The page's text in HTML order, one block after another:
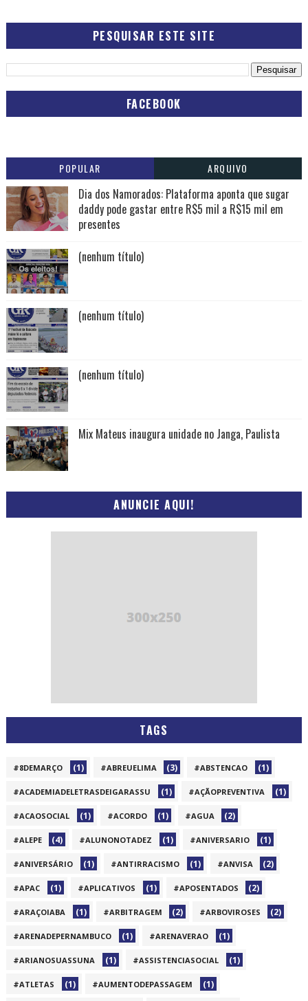
PESQUISAR ESTE SITE
FACEBOOK
POPULAR ARQUIVO
Dia dos Namorados: Plataforma aponta que sugar
daddy pode gastar entre R$5 mil a R$15 mil em
presentes
(nenhum título)
(nenhum título)
(nenhum título)
Mix Mateus inaugura unidade no Janga, Paulista
ANUNCIE AQUI!
TAGS
#8DEMARÇO (1) #ABREUELIMA (3) #ABSTENCAO (1)
#ACADEMIADELETRASDEIGARASSU (1) #AÇÃOPREVENTIVA (1)
#ACAOSOCIAL (1) #ACORDO (1) #AGUA (2)
#ALEPE (4) #ALUNONOTADEZ (1) #ANIVERSARIO (1)
#ANIVERSÁRIO (1) #ANTIRRACISMO (1) #ANVISA (2)
#APAC (1) #APLICATIVOS (1) #APOSENTADOS (2)
#ARAÇOIABA (1) #ARBITRAGEM (2) #ARBOVIROSES (2)
#ARENADEPERNAMBUCO (1) #ARENAVERAO (1)
#ARIANOSUASSUNA (1) #ASSISTENCIASOCIAL (1)
#ATLETAS (1) #AUMENTODEPASSAGEM (1)